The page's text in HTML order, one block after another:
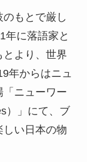
もとで厳し
年に落語家と
とより、世界
年からはニュ
ニューワー
）」にて、ブ
しい日本の物